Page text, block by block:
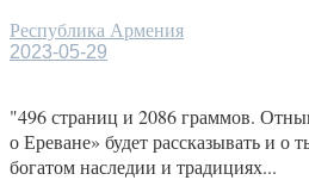
Республика Армения
2023-05-29
"496 страниц и 2086 граммов.
о Ереване» будет рассказывать и о
богатом наследии и традициях...